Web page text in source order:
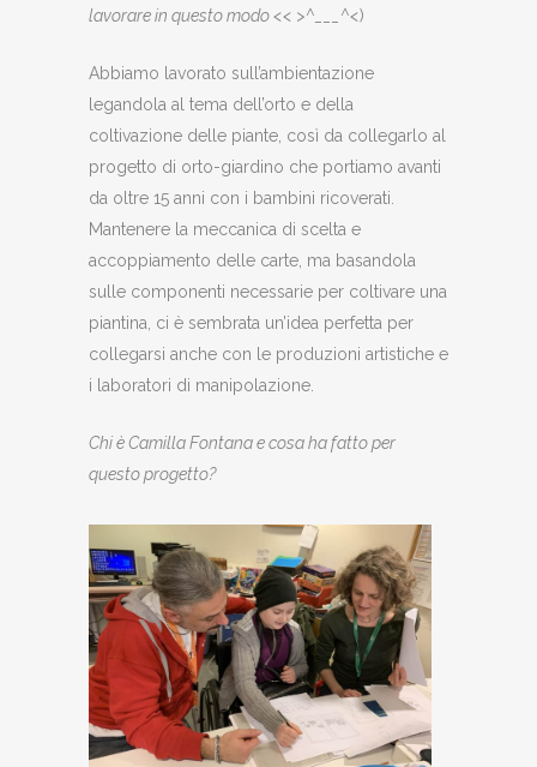
lavorare in questo modo << >^___^<)
Abbiamo lavorato sull’ambientazione
legandola al tema dell’orto e della
coltivazione delle piante, così da collegarlo al
progetto di orto-giardino che portiamo avanti
da oltre 15 anni con i bambini ricoverati.
Mantenere la meccanica di scelta e
accoppiamento delle carte, ma basandola
sulle componenti necessarie per coltivare una
piantina, ci è sembrata un’idea perfetta per
collegarsi anche con le produzioni artistiche e
i laboratori di manipolazione.
Chi è Camilla Fontana e cosa ha fatto per
questo progetto?